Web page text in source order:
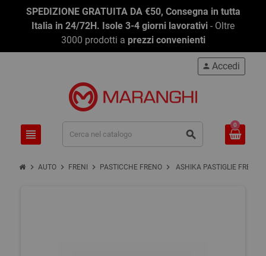
SPEDIZIONE GRATUITA DA €50, Consegna in tutta
Italia in 24/72H. Isole 3-4 giorni lavorativi - Oltre
3000 prodotti a prezzi convenienti
view_headline search
person Accedi
0
chevron_right AUTO chevron_right FRENI chevron_right PASTICCHE FRENO chevron_right ASHIKA PASTIGLIE FRENO